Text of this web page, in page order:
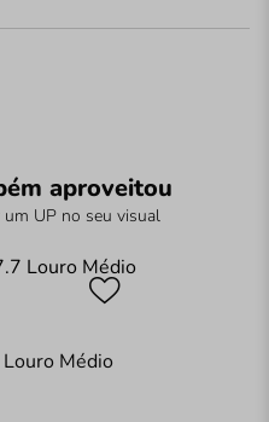
aproveitou
UP no seu visual
Médio